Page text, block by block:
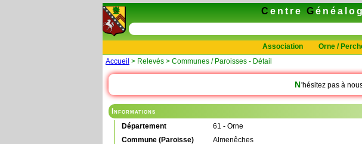
C entre G
Association Orne /
Accueil > Relevés > Communes / Paroisses - Détail
N'hésitez pas à
Informations
Département
61 - Orne
Commune (Paroisse)
Almenêches